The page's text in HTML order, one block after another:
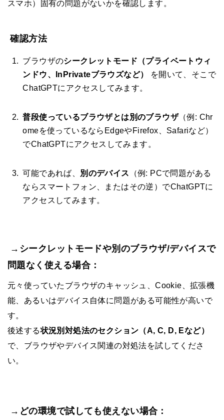
スマホ）固有の問題がないかを確認します。
確認方法
ブラウザのシークレットモード（プライベートウィ
ンドウ、InPrivateブラウズなど）
を開いて、そこで
ChatGPTにアクセスしてみます。
普段使っているブラウザとは別のブラウザ（例: Chr
omeを使っているならEdgeやFirefox、Safariなど）
でChatGPTにアクセスしてみます。
可能であれば、 別のデバイス （例: PCで問題がある
ならスマートフォン、またはその逆）でChatGPTに
アクセスしてみます。
→シークレットモードや別のブラウザ/デバイスで
問題なく使える場合：
元々使っていたブラウザのキャッシュ、Cookie、拡張機
能、あるいはデバイス自体に問題がある可能性が高いで
す。
後述する状況別対処法のセクション（A, C, D, Eなど）
で、ブラウザやデバイス関連の対処法を試してくださ
い。
→どの環境で試しても使えない場合：